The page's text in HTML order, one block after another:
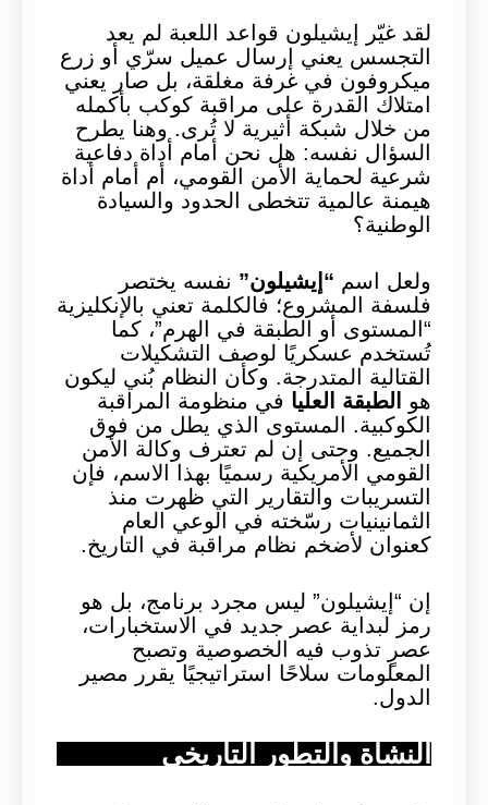
لقد غيّر إيشيلون قواعد اللعبة لم يعد
التجسس يعني إرسال عميل سرّي أو زرع
ميكروفون في غرفة مغلقة، بل صار يعني
امتلاك القدرة على مراقبة كوكب بأكمله
من خلال شبكة أثيرية لا تُرى. وهنا يطرح
السؤال نفسه: هل نحن أمام أداة دفاعية
شرعية لحماية الأمن القومي، أم أمام أداة
هيمنة عالمية تتخطى الحدود والسيادة
الوطنية؟
ولعل اسم “إيشيلون” نفسه يختصر
فلسفة المشروع؛ فالكلمة تعني بالإنكليزية
“المستوى أو الطبقة في الهرم”، كما
تُستخدم عسكريًا لوصف التشكيلات
القتالية المتدرجة. وكأن النظام بُني ليكون
هو
الطبقة العليا في منظومة المراقبة
الكوكبية. المستوى الذي يطل من فوق
الجميع. وحتى إن لم تعترف وكالة الأمن
القومي الأمريكية رسميًا بهذا الاسم، فإن
التسريبات والتقارير التي ظهرت منذ
الثمانينيات رسّخته في الوعي العام
كعنوان لأضخم نظام مراقبة في التاريخ.
إن “إيشيلون” ليس مجرد برنامج، بل هو
رمز لبداية عصر جديد في الاستخبارات،
عصرٍ تذوب فيه الخصوصية وتصبح
المعلومات سلاحًا استراتيجيًا يقرر مصير
الدول.
النشأة والتطور التاريخي